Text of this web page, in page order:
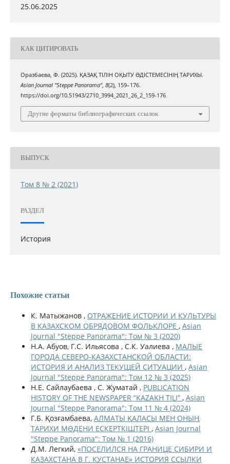
25.06.2025
КАК ЦИТИРОВАТЬ
Оразбаева, Ф. (2025). ҚАЗАҚ ТІЛІН ОҚЫТУ ƏДІСТЕМЕСІНІҢ ТАРИХЫ.
Asian Journal "Steppe Panorama", 8(2), 159–176.
https://doi.org/10.51943/2710_3994_2021_26_2_159-176
Другие форматы библиографических ссылок
ВЫПУСК
Том 8 № 2 (2021)
РАЗДЕЛ
История
Похожие статьи
К. Матыжанов , ОТРАЖЕНИЕ ИСТОРИИ И КУЛЬТУРЫ
В КАЗАХСКОМ ОБРЯДОВОМ ФОЛЬКЛОРЕ , Asian
Journal "Steppe Panorama": Том № 3 (2020)
Н.А. Абуов, Г.С. Ильясова , С.К. Уалиева , МАЛЫЕ
ГОРОДА СЕВЕРО-КАЗАХСТАНСКОЙ ОБЛАСТИ:
ИСТОРИЯ И АНАЛИЗ ТЕКУЩЕЙ СИТУАЦИИ , Asian
Journal "Steppe Panorama": Том 12 № 3 (2025)
Н.Е. Cайлаубаева , С. Жуматай , PUBLICATION
HISTORY OF THE NEWSPAPER “KAZAKH TILI” , Asian
Journal "Steppe Panorama": Том 11 № 4 (2024)
Г.Б. Қозғамбаева, АЛМАТЫ ҚАЛАСЫ МЕН ОНЫҢ
ТАРИХИ МƏДЕНИ ЕСКЕРТКІШТЕРІ , Asian Journal
"Steppe Panorama": Том № 1 (2016)
Д.М. Легкий, «ПОСЕЛИЛСЯ НА ГРАНИЦЕ СИБИРИ И
КАЗАХСТАНА В Г. КУСТАНАЕ» ИСТОРИЯ ССЫЛКИ